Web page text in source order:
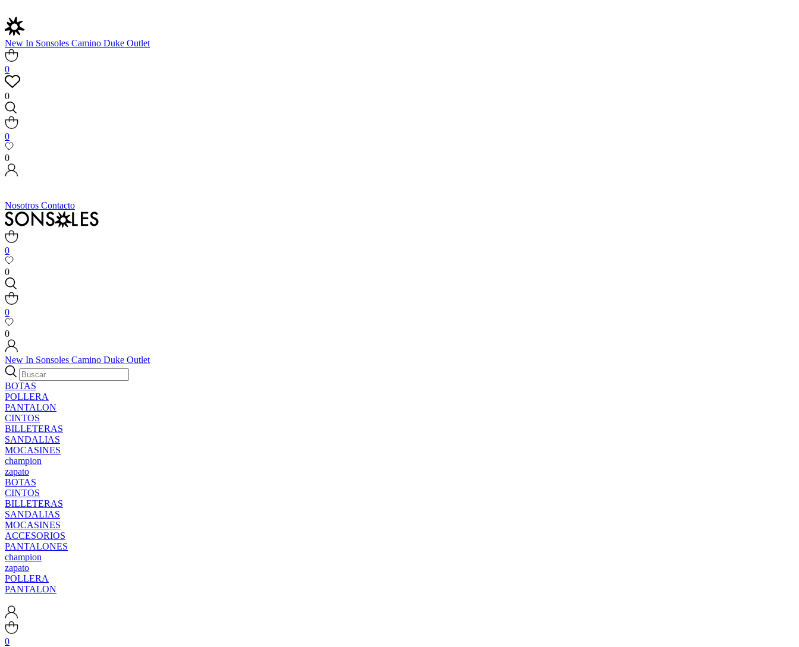
New In Sonsoles Camino Duke Outlet
0
0
0
0
Nosotros Contacto
0
0
0
0
New In Sonsoles Camino Duke Outlet
BOTAS
POLLERA
PANTALON
CINTOS
BILLETERAS
SANDALIAS
MOCASINES
champion
zapato
BOTAS
CINTOS
BILLETERAS
SANDALIAS
MOCASINES
ACCESORIOS
PANTALONES
champion
zapato
POLLERA
PANTALON
0